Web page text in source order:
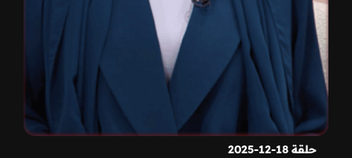
حلقة 18-12-2025